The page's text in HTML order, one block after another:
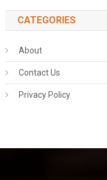
CATEGORIES
About
Contact Us
Privacy Policy